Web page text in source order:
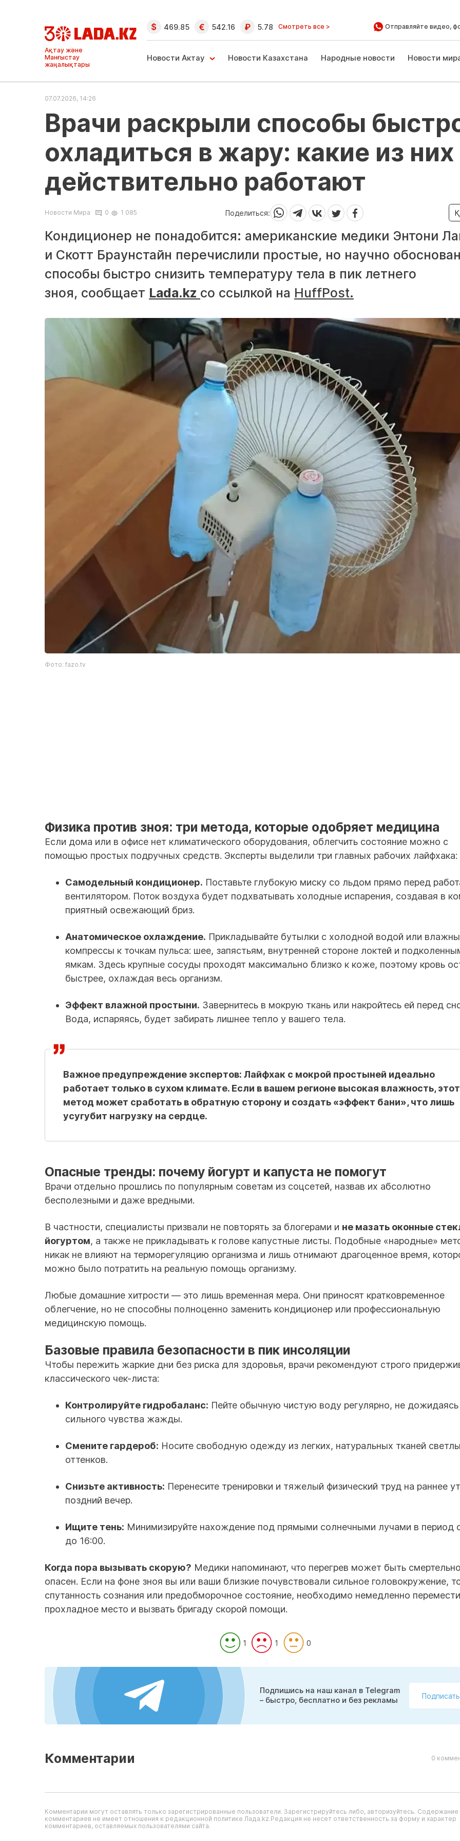
Ақтау және
Манғыстау
жаңалықтары
469.85 542.16 5.78 Смотреть все > Отправляйте видео,
Новости Актау Новости Казахстана Народные новости Новости
07.07.2026, 14:26
Врачи раскрыли способы
охладиться в жару: какие из них
действительно работают
Новости Мира 0 1 085 Поделиться:
Кондиционер не понадобится: американские медики Энтони
и Скотт Браунстайн перечислили простые, но научно
способы быстро снизить температуру тела в пик летнего
зноя, сообщает Lada.kz со ссылкой на HuffPost.
Фото: fazo.tv
Физика против зноя: три метода, которые одобряет медицина
Если дома или в офисе нет климатического оборудования, облегчить состояние можно с
помощью простых подручных средств. Эксперты выделили три главных рабочих лайфхака:
Самодельный кондиционер. Поставьте глубокую миску со льдом прямо перед
вентилятором. Поток воздуха будет подхватывать холодные испарения, создавая в
приятный освежающий бриз.
Анатомическое охлаждение. Прикладывайте бутылки с холодной водой или
компрессы к точкам пульса: шее, запястьям, внутренней стороне локтей и
ямкам. Здесь крупные сосуды проходят максимально близко к коже, поэтому кровь
быстрее, охлаждая весь организм.
Эффект влажной простыни. Завернитесь в мокрую ткань или накройтесь ей перед
Вода, испаряясь, будет забирать лишнее тепло у вашего тела.
Важное предупреждение экспертов: Лайфхак с мокрой простыней идеально
работает только в сухом климате. Если в вашем регионе высокая влажность, этот
метод может сработать в обратную сторону и создать «эффект бани», что лишь
усугубит нагрузку на сердце.
Опасные тренды: почему йогурт и капуста не помогут
Врачи отдельно прошлись по популярным советам из соцсетей, назвав их абсолютно
бесполезными и даже вредными.
В частности, специалисты призвали не повторять за блогерами и не мазать оконные
йогуртом, а также не прикладывать к голове капустные листы. Подобные «народные»
никак не влияют на терморегуляцию организма и лишь отнимают драгоценное время,
можно было потратить на реальную помощь организму.
Любые домашние хитрости — это лишь временная мера. Они приносят кратковременное
облегчение, но не способны полноценно заменить кондиционер или профессиональную
медицинскую помощь.
Базовые правила безопасности в пик инсоляции
Чтобы пережить жаркие дни без риска для здоровья, врачи рекомендуют строго
классического чек-листа:
Контролируйте гидробаланс: Пейте обычную чистую воду регулярно, не дожидаясь
сильного чувства жажды.
Смените гардероб: Носите свободную одежду из легких, натуральных тканей
оттенков.
Снизьте активность: Перенесите тренировки и тяжелый физический труд на раннее
поздний вечер.
Ищите тень: Минимизируйте нахождение под прямыми солнечными лучами в период
до 16:00.
Когда пора вызывать скорую? Медики напоминают, что перегрев может быть смертельно
опасен. Если на фоне зноя вы или ваши близкие почувствовали сильное головокружение,
спутанность сознания или предобморочное состояние, необходимо немедленно
прохладное место и вызвать бригаду скорой помощи.
1 1 0
Подпишись на наш канал в Telegram
– быстро, бесплатно и без рекламы
Комментарии 0
Комментарии могут оставлять только зарегистрированные пользователи. Зарегистрируйтесь либо, авторизуйтесь. Содержание
комментариев не имеет отношения к редакционной политике Лада.kz.Редакция не несет ответственность за форму и характер
комментариев, оставляемых пользователями сайта.